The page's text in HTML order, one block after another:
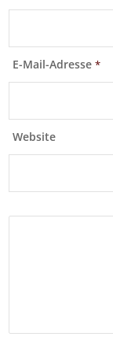
E-Mail-Adresse*
Website